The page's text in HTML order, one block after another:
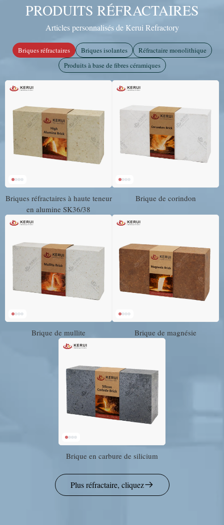
PRODUITS RÉFRACTAIRES
Articles personnalisés de Kerui Refractory
Briques réfractaires Briques isolantes
Réfractaire monolithique
Produits à base de fibres céramiques
Briques réfractaires à haute teneur
en alumine SK36/38
Brique de corindon
Brique de mullite Brique de magnésie
Brique en carbure de silicium
Plus réfractaire, cliquez